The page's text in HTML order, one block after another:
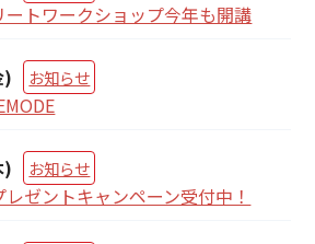
トワークショップ今年も開講
) お知らせ
) お知らせ
ゼントキャンペーン受付中！